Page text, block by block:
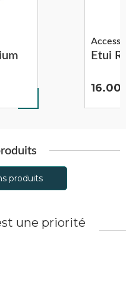
Etui
16.00
produits
une priorité